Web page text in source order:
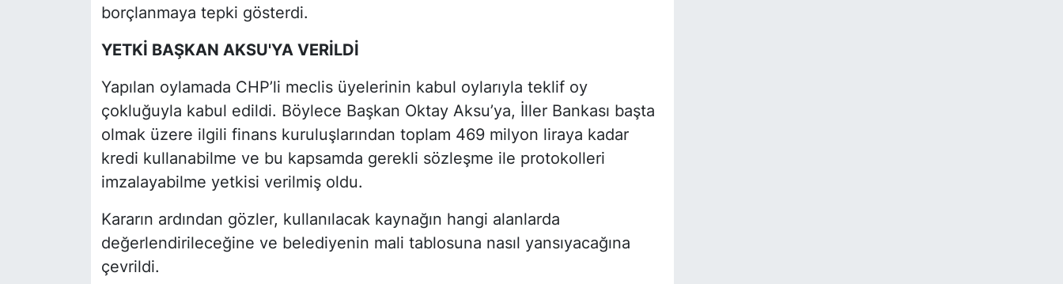
borçlanmaya tepki gösterdi.
YETKİ BAŞKAN AKSU'YA VERİLDİ
Yapılan oylamada CHP’li meclis üyelerinin kabul oylarıyla teklif oy
çokluğuyla kabul edildi. Böylece Başkan Oktay Aksu’ya, İller Bankası başta
olmak üzere ilgili finans kuruluşlarından toplam 469 milyon liraya kadar
kredi kullanabilme ve bu kapsamda gerekli sözleşme ile protokolleri
imzalayabilme yetkisi verilmiş oldu.
Kararın ardından gözler, kullanılacak kaynağın hangi alanlarda
değerlendirileceğine ve belediyenin mali tablosuna nasıl yansıyacağına
çevrildi.